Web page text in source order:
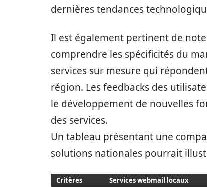
dernières tendances
Il est également pertinent de
comprendre les spécificités du
services sur mesure qui
région. Les feedbacks des
le développement de nouvelles
des services.
Un tableau présentant une
solutions nationales pourrait
Critères Services webmail locaux